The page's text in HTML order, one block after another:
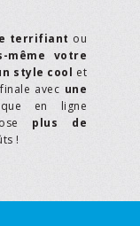
terrifiant ou
même votre
style cool et
avec une
en ligne
plus de
!